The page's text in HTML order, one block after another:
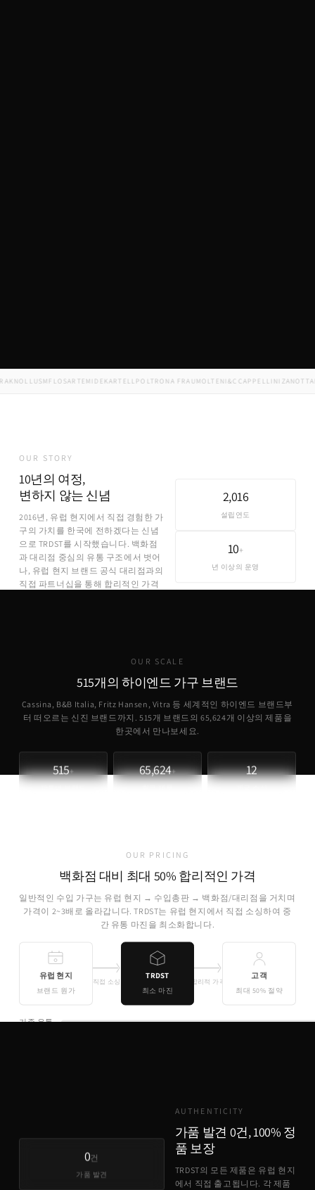
USMFLOSARTEMIDE KARTELL POLTRONA FRAUMOLTENI&C CAPPELLINIZANOTTA
OUR STORY
10년의 여정,
변하지 않는 신념
2016년, 유럽 현지에서 직접 경험한 가
구의 가치를 한국에 전하겠다는 신념
으로 TRDST를 시작했습니다. 백화점
과 대리점 중심의 유통 구조에서 벗어
나, 유럽 현지 브랜드 공식 대리점과의
직접 파트너십을 통해 합리적인 가격
2,016
설립연도
10+
년 이상의 운영
OUR SCALE
515개의 하이엔드 가구 브랜드
Cassina, B&B Italia, Fritz Hansen, Vitra 등 세계적인 하이엔드 브랜드부
터 떠오르는 신진 브랜드까지. 515개 브랜드의65,624개 이상의 제품을
한곳에서 만나보세요.
515+ 65,624+ 12
OUR PRICING
백화점 대비 최대 50% 합리적인 가격
일반적인 수입 가구는 유럽 현지 → 수입총판 → 백화점/대리점을 거치며
가격이 2~3배로 올라갑니다. TRDST는 유럽 현지에서 직접 소싱하여 중
간 유통 마진을 최소화합니다.
유럽 현지
브랜드 원가
직접 소싱
TRDST
최소 마진
합리적 가격
고객
최대 50% 절약
기존 유통
AUTHENTICITY
가품 발견 0건, 100% 정
품 보장
TRDST의 모든 제품은 유럽 현지
에서 직접 출고됩니다. 각 제품
0건
가품 발견